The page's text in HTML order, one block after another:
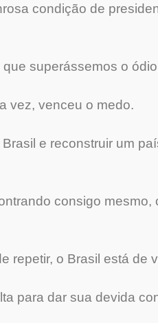
condição de
superássemos o
vez, venceu o medo.
e reconstruir um
consigo
repetir, o Brasil está de
para dar sua devida